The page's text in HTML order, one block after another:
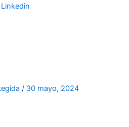
Linkedin
/ 30 mayo, 2024